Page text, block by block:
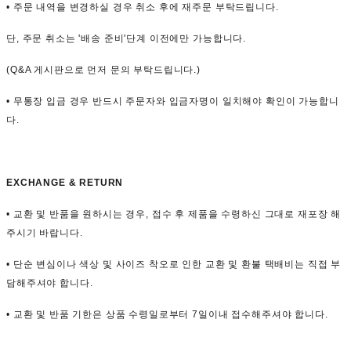
• 주문 내역을 변경하실 경우 취소 후에 재주문 부탁드립니다.
단, 주문 취소는 '배송 준비'단계 이전에만 가능합니다.
(Q&A 게시판으로 먼저 문의 부탁드립니다.)
• 무통장 입금 경우 반드시 주문자와 입금자명이 일치해야 확인이 가능합니
다.
EXCHANGE & RETURN
• 교환 및 반품을 원하시는 경우, 접수 후 제품을 수령하신 그대로 재포장 해
주시기 바랍니다.
• 단순 변심이나 색상 및 사이즈 착오로 인한 교환 및 환불 택배비는 직접 부
담해주셔야 합니다.
• 교환 및 반품 기한은 상품 수령일로부터 7일이내 접수해주셔야 합니다.